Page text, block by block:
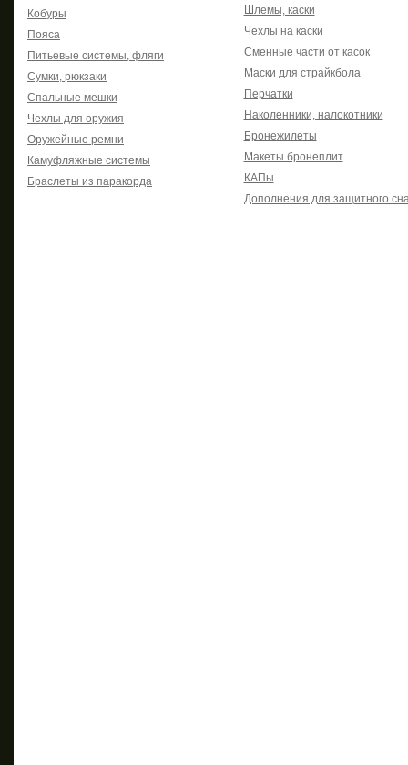
Кобуры
Пояса
Питьевые системы, фляги
Сумки, рюкзаки
Спальные мешки
Чехлы для оружия
Оружейные ремни
Камуфляжные системы
Браслеты из паракорда
Шлемы, каски
Чехлы на каски
Сменные части от касок
Маски для страйкбола
Перчатки
Наколенники, налокотники
Бронежилеты
Макеты бронеплит
КАПы
Дополнения для защитного